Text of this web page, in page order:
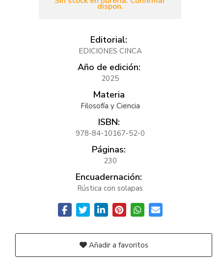
dispon.
Editorial:
EDICIONES CINCA
Año de edición:
2025
Materia
Filosofía y Ciencia
ISBN:
978-84-10167-52-0
Páginas:
230
Encuadernación:
Rústica con solapas
Añadir a favoritos